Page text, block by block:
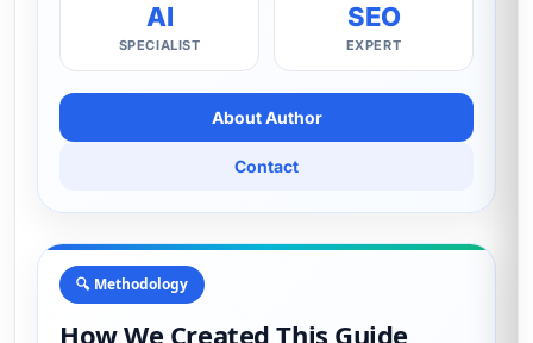
AI
SPECIALIST
SEO
EXPERT
About Author
Contact
🔍 Methodology
How We Created This Guide